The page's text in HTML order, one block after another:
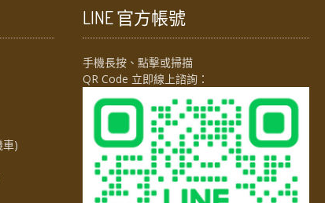
)
LINE 官方帳號
手機長按、點擊或掃描
QR Code 立即線上諮詢：